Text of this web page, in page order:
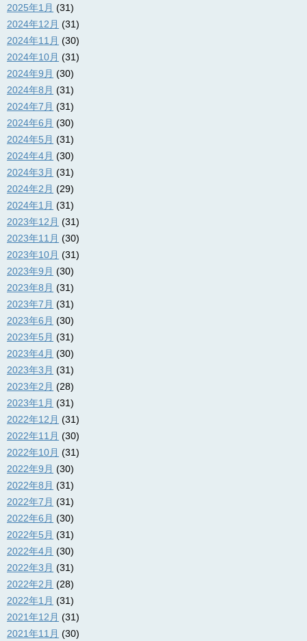
2025年1月 (31)
2024年12月 (31)
2024年11月 (30)
2024年10月 (31)
2024年9月 (30)
2024年8月 (31)
2024年7月 (31)
2024年6月 (30)
2024年5月 (31)
2024年4月 (30)
2024年3月 (31)
2024年2月 (29)
2024年1月 (31)
2023年12月 (31)
2023年11月 (30)
2023年10月 (31)
2023年9月 (30)
2023年8月 (31)
2023年7月 (31)
2023年6月 (30)
2023年5月 (31)
2023年4月 (30)
2023年3月 (31)
2023年2月 (28)
2023年1月 (31)
2022年12月 (31)
2022年11月 (30)
2022年10月 (31)
2022年9月 (30)
2022年8月 (31)
2022年7月 (31)
2022年6月 (30)
2022年5月 (31)
2022年4月 (30)
2022年3月 (31)
2022年2月 (28)
2022年1月 (31)
2021年12月 (31)
2021年11月 (30)